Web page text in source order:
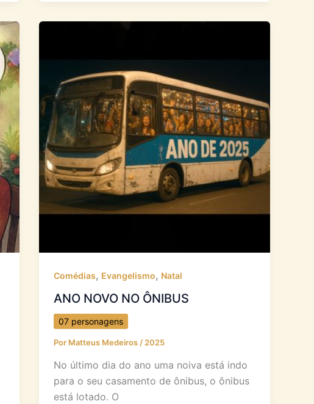
Comédias, Evangelismo, Natal
ANO NOVO NO ÔNIBUS
07 personagens
Por Matteus Medeiros / 2025
No último dia do ano uma noiva está indo
para o seu casamento de ônibus, o ônibus
está lotado. O